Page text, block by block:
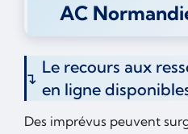
AC
Le recours aux
en ligne
Des imprévus peuvent